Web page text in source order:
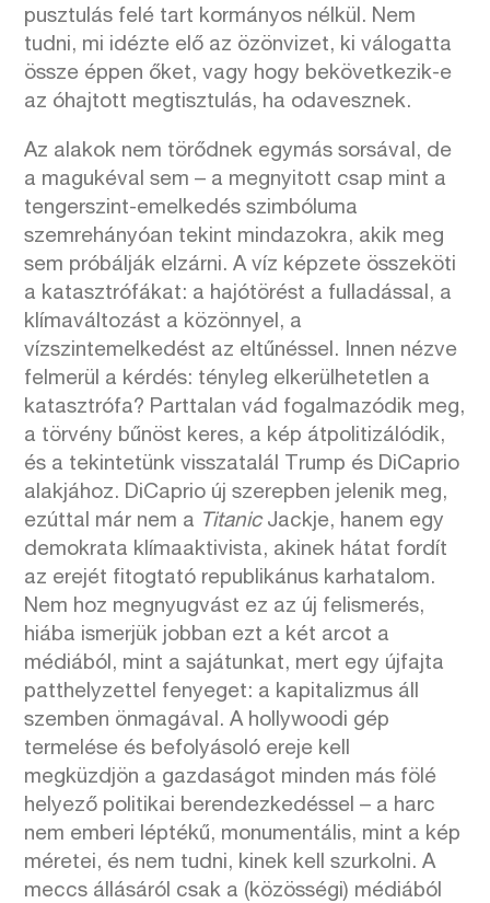
pusztulás felé tart kormányos nélkül. Nem
tudni, mi idézte elő az özönvizet, ki válogatta
össze éppen őket, vagy hogy bekövetkezik-e
az óhajtott megtisztulás, ha odavesznek.
Az alakok nem törődnek egymás sorsával, de
a magukéval sem – a megnyitott csap mint a
tengerszint-emelkedés szimbóluma
szemrehányóan tekint mindazokra, akik meg
sem próbálják elzárni. A víz képzete összeköti
a katasztrófákat: a hajótörést a fulladással, a
klímaváltozást a közönnyel, a
vízszintemelkedést az eltűnéssel. Innen nézve
felmerül a kérdés: tényleg elkerülhetetlen a
katasztrófa? Parttalan vád fogalmazódik meg,
a törvény bűnöst keres, a kép átpolitizálódik,
és a tekintetünk visszatalál Trump és DiCaprio
alakjához. DiCaprio új szerepben jelenik meg,
ezúttal már nem a TitanicJackje, hanem egy
demokrata klímaaktivista, akinek hátat fordít
az erejét fitogtató republikánus karhatalom.
Nem hoz megnyugvást ez az új felismerés,
hiába ismerjük jobban ezt a két arcot a
médiából, mint a sajátunkat, mert egy újfajta
patthelyzettel fenyeget: a kapitalizmus áll
szemben önmagával. A hollywoodi gép
termelése és befolyásoló ereje kell
megküzdjön a gazdaságot minden más fölé
helyező politikai berendezkedéssel – a harc
nem emberi léptékű, monumentális, mint a kép
méretei, és nem tudni, kinek kell szurkolni. A
meccs állásáról csak a (közösségi) médiából